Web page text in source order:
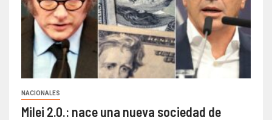
NACIONALES
Milei 2.0.: nace una nueva sociedad de